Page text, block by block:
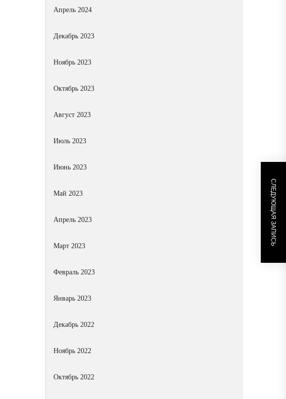
СЛЕДУЮЩАЯ ЗАПИСЬ
Апрель 2024
Декабрь 2023
Ноябрь 2023
Октябрь 2023
Август 2023
Июль 2023
Июнь 2023
Май 2023
Апрель 2023
Март 2023
Февраль 2023
Январь 2023
Декабрь 2022
Ноябрь 2022
Октябрь 2022